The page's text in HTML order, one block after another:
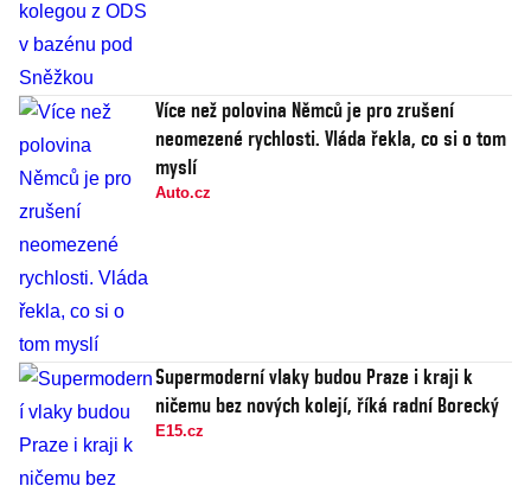
Více než polovina Němců je pro zrušení
neomezené rychlosti. Vláda řekla, co si o tom
myslí
Auto.cz
Supermoderní vlaky budou Praze i kraji k
ničemu bez nových kolejí, říká radní Borecký
E15.cz